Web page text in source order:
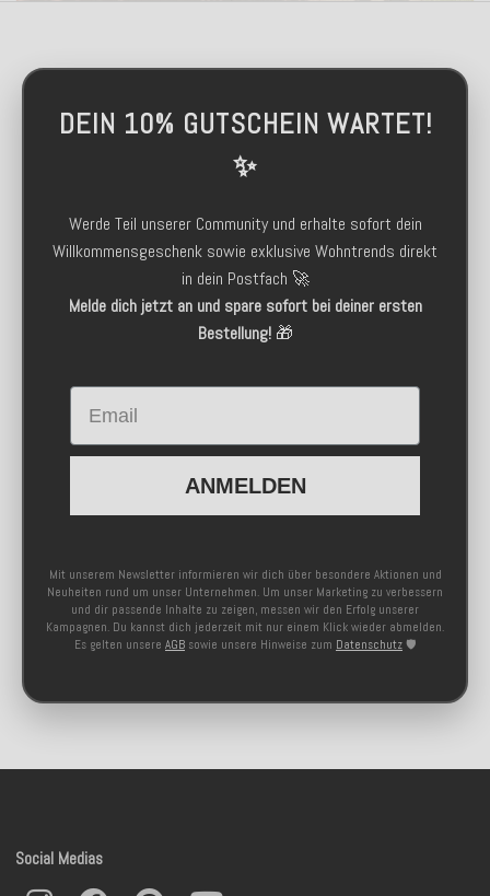
DEIN 10% GUTSCHEIN WARTET!
✨
Werde Teil unserer Community und erhalte sofort dein
Willkommensgeschenk sowie exklusive Wohntrends direkt
in dein Postfach 🚀
Melde dich jetzt an und spare sofort bei deiner ersten
Bestellung!🎁
Email
ANMELDEN
Mit unserem Newsletter informieren wir dich über besondere Aktionen und
Neuheiten rund um unser Unternehmen. Um unser Marketing zu verbessern
und dir passende Inhalte zu zeigen, messen wir den Erfolg unserer
Kampagnen. Du kannst dich jederzeit mit nur einem Klick wieder abmelden.
Es gelten unsere AGB sowie unsere Hinweise zum Datenschutz 🛡️
Social Medias